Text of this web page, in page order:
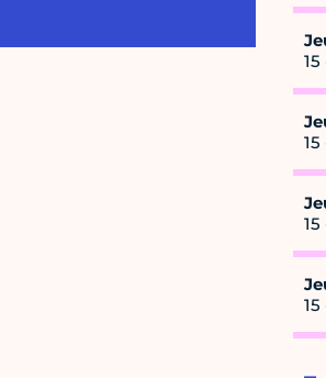
15
15
15
15